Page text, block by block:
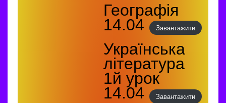
Географія
14.04
Завантажити
Українська
література
1й урок
14.04
Завантажити